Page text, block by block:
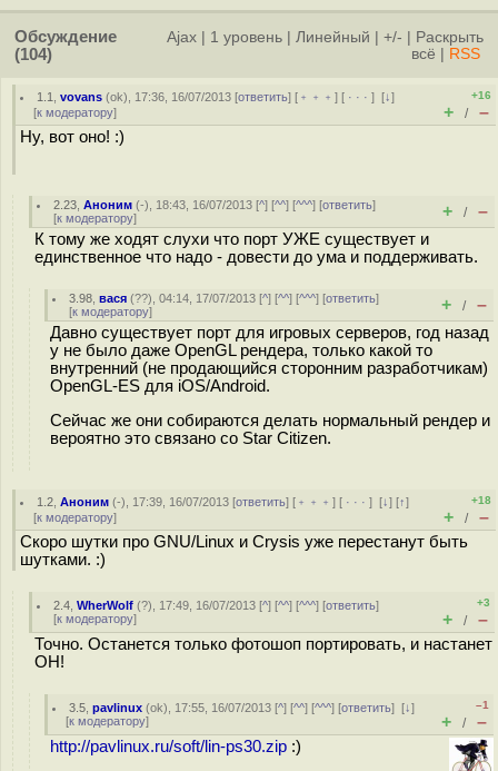
Обсуждение
(104)
Ajax 1 уровень Линейный +/-
Раскрыть
всё
RSS
1.1 ,vovans (ok), 17:36, 16/07/2013 [ответить] [ ﹢﹢﹢] [ · · ·][↓]
[к модератору]
+16
+ / –
Ну, вот оно! :)
2.23 ,Аноним (-), 18:43, 16/07/2013 [^] [^^] [^^^] [ответить]
[к модератору] + / –
К тому же ходят слухи что порт УЖЕ существует и
единственное что надо - довести до ума и поддерживать.
3.98 ,вася (??), 04:14, 17/07/2013 [^] [^^] [^^^] [ответить]
[к модератору] + / –
Давно существует порт для игровых серверов, год назад
у не было даже OpenGL рендера, только какой то
внутренний (не продающийся сторонним разработчикам)
OpenGL-ES для iOS/Android.
Сейчас же они собираются делать нормальный рендер и
вероятно это связано со Star Citizen.
1.2 ,Аноним (-), 17:39, 16/07/2013 [ответить] [ ﹢﹢﹢] [ · · ·][↓] [↑]
[к модератору]
+18
+ / –
Скоро шутки про GNU/Linux и Crysis уже перестанут быть
шутками. :)
2.4 ,WherWolf (?), 17:49, 16/07/2013 [^] [^^] [^^^] [ответить]
[к модератору]
+3
+ / –
Точно. Останется только фотошоп портировать, и настанет
ОН!
3.5 ,pavlinux (ok), 17:55, 16/07/2013 [^] [^^] [^^^] [ответить][↓]
[к модератору]
–1
+ / –
http://pavlinux.ru/soft/lin-ps30.zip :)